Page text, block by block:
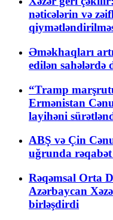
nəticələrin və
Əməkhaqları
edilən sahələrdə
“Tramp
Ermənistan
layihəni
ABŞ və Çin
uğrunda
Rəqəmsal Orta
Azərbaycan
birləşdirdi